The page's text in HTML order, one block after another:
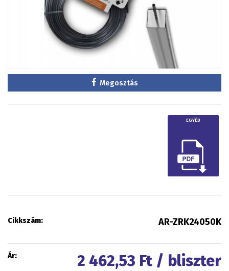
Megosztás
EGYÉB
Cikkszám: AR-ZRK24050K
Ár: 2 462,53 Ft / bliszter